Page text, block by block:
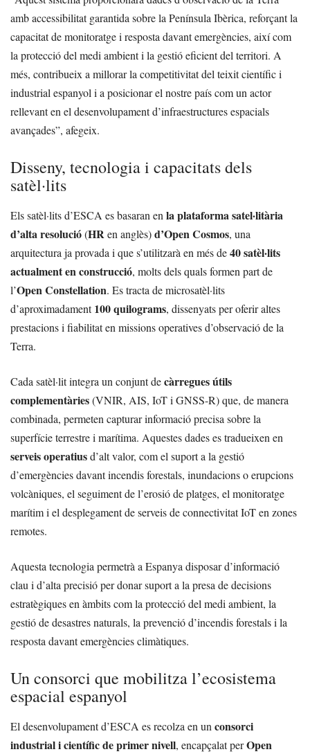
amb accessibilitat garantida sobre la Península Ibèrica, reforçant la
capacitat de monitoratge i resposta davant emergències, així com
la protecció del medi ambient i la gestió eficient del territori. A
més, contribueix a millorar la competitivitat del teixit científic i
industrial espanyol i a posicionar el nostre país com un actor
rellevant en el desenvolupament d’infraestructures espacials
avançades”, afegeix.
Disseny, tecnologia i capacitats dels
satèl·lits
Els satèl·lits d’ESCA es basaran en la plataforma satel·litària
d’alta resolució(HR en anglès)d’Open Cosmos, una
arquitectura ja provada i que s’utilitzarà en més de40 satèl·lits
actualment en construcció, molts dels quals formen part de
l’Open Constellation. Es tracta de microsatèl·lits
d’aproximadament100 quilograms, dissenyats per oferir altes
prestacions i fiabilitat en missions operatives d’observació de la
Terra.
Cada satèl·lit integra un conjunt decàrregues útils
complementàries(VNIR, AIS, IoT i GNSS-R) que, de manera
combinada, permeten capturar informació precisa sobre la
superfície terrestre i marítima. Aquestes dades es tradueixen en
serveis operatiusd’alt valor, com el suport a la gestió
d’emergències davant incendis forestals, inundacions o erupcions
volcàniques, el seguiment de l’erosió de platges, el monitoratge
marítim i el desplegament de serveis de connectivitat IoT en zones
remotes.
Aquesta tecnologia permetrà a Espanya disposar d’informació
clau i d’alta precisió per donar suport a la presa de decisions
estratègiques en àmbits com la protecció del medi ambient, la
gestió de desastres naturals, la prevenció d’incendis forestals i la
resposta davant emergències climàtiques.
Un consorci que mobilitza l’ecosistema
espacial espanyol
El desenvolupament d’ESCA es recolza en un consorci
industrial i científic de primer nivell, encapçalat perOpen